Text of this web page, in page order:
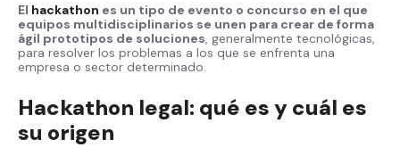
El hackathon es un tipo de evento o concurso en el que
equipos multidisciplinarios se unen para crear de forma
ágil prototipos de soluciones , generalmente tecnológicas,
para resolver los problemas a los que se enfrenta una
empresa o sector determinado.
Hackathon legal: qué es y cuál es
su origen